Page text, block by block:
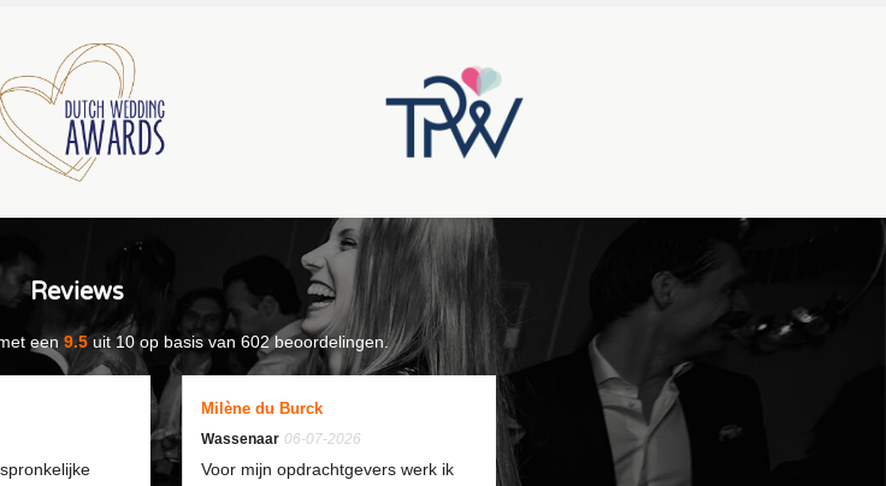
Reviews
een 9.5uit 10 op basis van 602beoordelingen.
Milène du Burck
Wassenaar 06-07-2026
Voor mijn opdrachtgevers werk ik